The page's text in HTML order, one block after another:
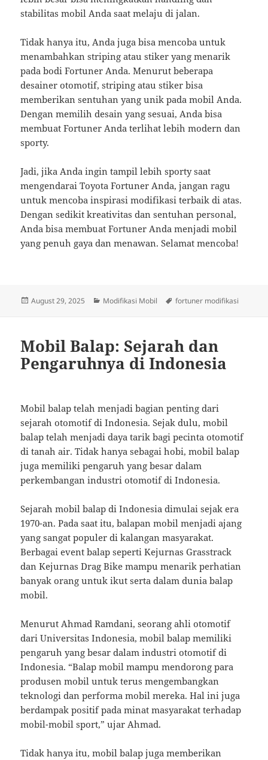
stabilitas mobil Anda saat melaju di jalan.
Tidak hanya itu, Anda juga bisa mencoba untuk
menambahkan striping atau stiker yang menarik
pada bodi Fortuner Anda. Menurut beberapa
desainer otomotif, striping atau stiker bisa
memberikan sentuhan yang unik pada mobil Anda.
Dengan memilih desain yang sesuai, Anda bisa
membuat Fortuner Anda terlihat lebih modern dan
sporty.
Jadi, jika Anda ingin tampil lebih sporty saat
mengendarai Toyota Fortuner Anda, jangan ragu
untuk mencoba inspirasi modifikasi terbaik di atas.
Dengan sedikit kreativitas dan sentuhan personal,
Anda bisa membuat Fortuner Anda menjadi mobil
yang penuh gaya dan menawan. Selamat mencoba!
Posted
August 29, 2025 Categories
Modifikasi Mobil Tags
fortuner modifikasi
Mobil Balap: Sejarah dan
Pengaruhnya di Indonesia
Mobil balap telah menjadi bagian penting dari
sejarah otomotif di Indonesia. Sejak dulu, mobil
balap telah menjadi daya tarik bagi pecinta otomotif
di tanah air. Tidak hanya sebagai hobi, mobil balap
juga memiliki pengaruh yang besar dalam
perkembangan industri otomotif di Indonesia.
Sejarah mobil balap di Indonesia dimulai sejak era
1970-an. Pada saat itu, balapan mobil menjadi ajang
yang sangat populer di kalangan masyarakat.
Berbagai event balap seperti Kejurnas Grasstrack
dan Kejurnas Drag Bike mampu menarik perhatian
banyak orang untuk ikut serta dalam dunia balap
mobil.
Menurut Ahmad Ramdani, seorang ahli otomotif
dari Universitas Indonesia, mobil balap memiliki
pengaruh yang besar dalam industri otomotif di
Indonesia. “Balap mobil mampu mendorong para
produsen mobil untuk terus mengembangkan
teknologi dan performa mobil mereka. Hal ini juga
berdampak positif pada minat masyarakat terhadap
mobil-mobil sport,” ujar Ahmad.
Tidak hanya itu, mobil balap juga memberikan